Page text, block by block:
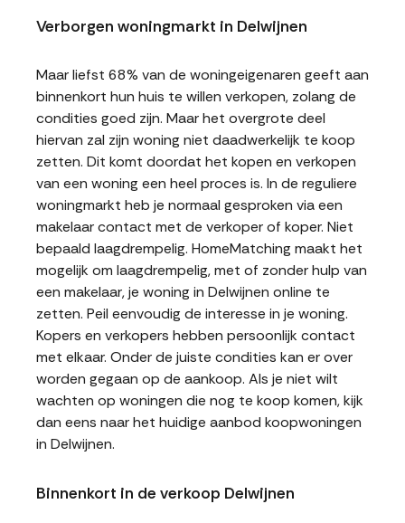
Verborgen woningmarkt in Delwijnen
Maar liefst 68% van de woningeigenaren geeft aan
binnenkort hun huis te willen verkopen, zolang de
condities goed zijn. Maar het overgrote deel
hiervan zal zijn woning niet daadwerkelijk te koop
zetten. Dit komt doordat het kopen en verkopen
van een woning een heel proces is. In de reguliere
woningmarkt heb je normaal gesproken via een
makelaar contact met de verkoper of koper. Niet
bepaald laagdrempelig. HomeMatching maakt het
mogelijk om laagdrempelig, met of zonder hulp van
een makelaar, je woning in Delwijnen online te
zetten. Peil eenvoudig de interesse in je woning.
Kopers en verkopers hebben persoonlijk contact
met elkaar. Onder de juiste condities kan er over
worden gegaan op de aankoop. Als je niet wilt
wachten op woningen die nog te koop komen, kijk
dan eens naar het huidige aanbod koopwoningen
in Delwijnen.
Binnenkort in de verkoop Delwijnen